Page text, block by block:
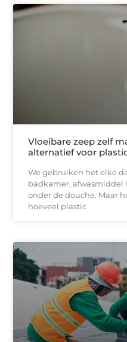
Vloeibare zeep zelf
alternatief voor
We gebruiken het elke
badkamer, afwasmiddel
onder de douche. Maar
hoeveel plastic